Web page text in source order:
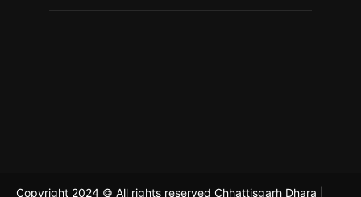
Copyright 2024 © All rights reserved Chhattisgarh Dhara |